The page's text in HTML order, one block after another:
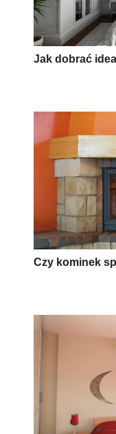
Jak dobrać
Czy kominek